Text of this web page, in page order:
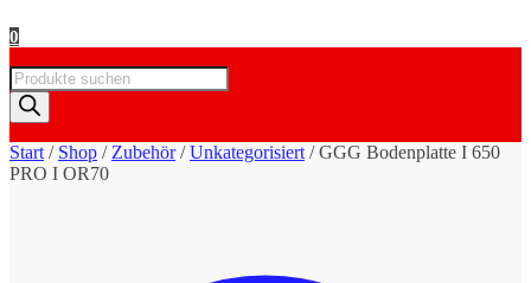
0
Products
search
Start/ Shop /Zubehör/Unkategorisiert/GGG Bodenplatte I 650
PRO I OR70